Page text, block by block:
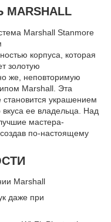
Marshall Stanmore
корпуса, которая
золотую
же, неповторимую
Marshall. Эта
украшением
ее владельца. Над
мастера-
по-настоящему
Marshall
даже при